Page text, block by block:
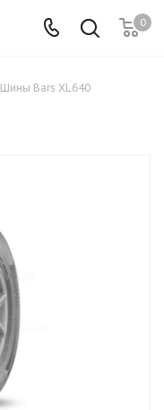
0
Шины Bars XL640